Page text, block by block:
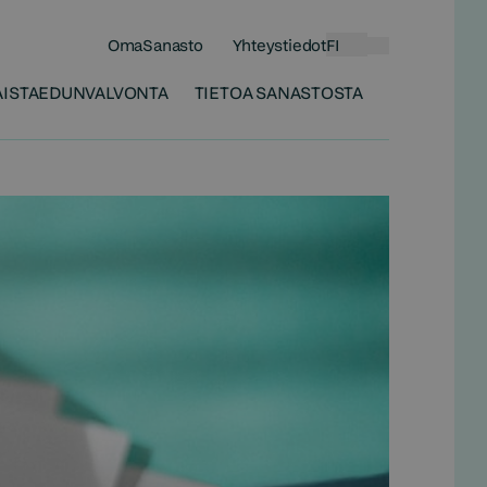
OmaSanasto YhteystiedotFI
EDUNVALVONTA TIETOA SANASTOSTA